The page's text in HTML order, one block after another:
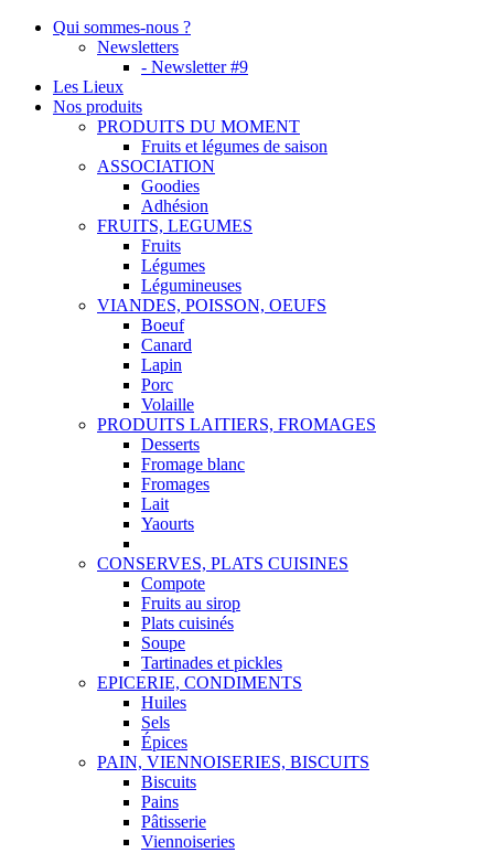
Qui sommes-nous ?
Newsletters
- Newsletter #9
Les Lieux
Nos produits
PRODUITS DU MOMENT
Fruits et légumes de saison
ASSOCIATION
Goodies
Adhésion
FRUITS, LEGUMES
Fruits
Légumes
Légumineuses
VIANDES, POISSON, OEUFS
Boeuf
Canard
Lapin
Porc
Volaille
PRODUITS LAITIERS, FROMAGES
Desserts
Fromage blanc
Fromages
Lait
Yaourts
CONSERVES, PLATS CUISINES
Compote
Fruits au sirop
Plats cuisinés
Soupe
Tartinades et pickles
EPICERIE, CONDIMENTS
Huiles
Sels
Épices
PAIN, VIENNOISERIES, BISCUITS
Biscuits
Pains
Pâtisserie
Viennoiseries